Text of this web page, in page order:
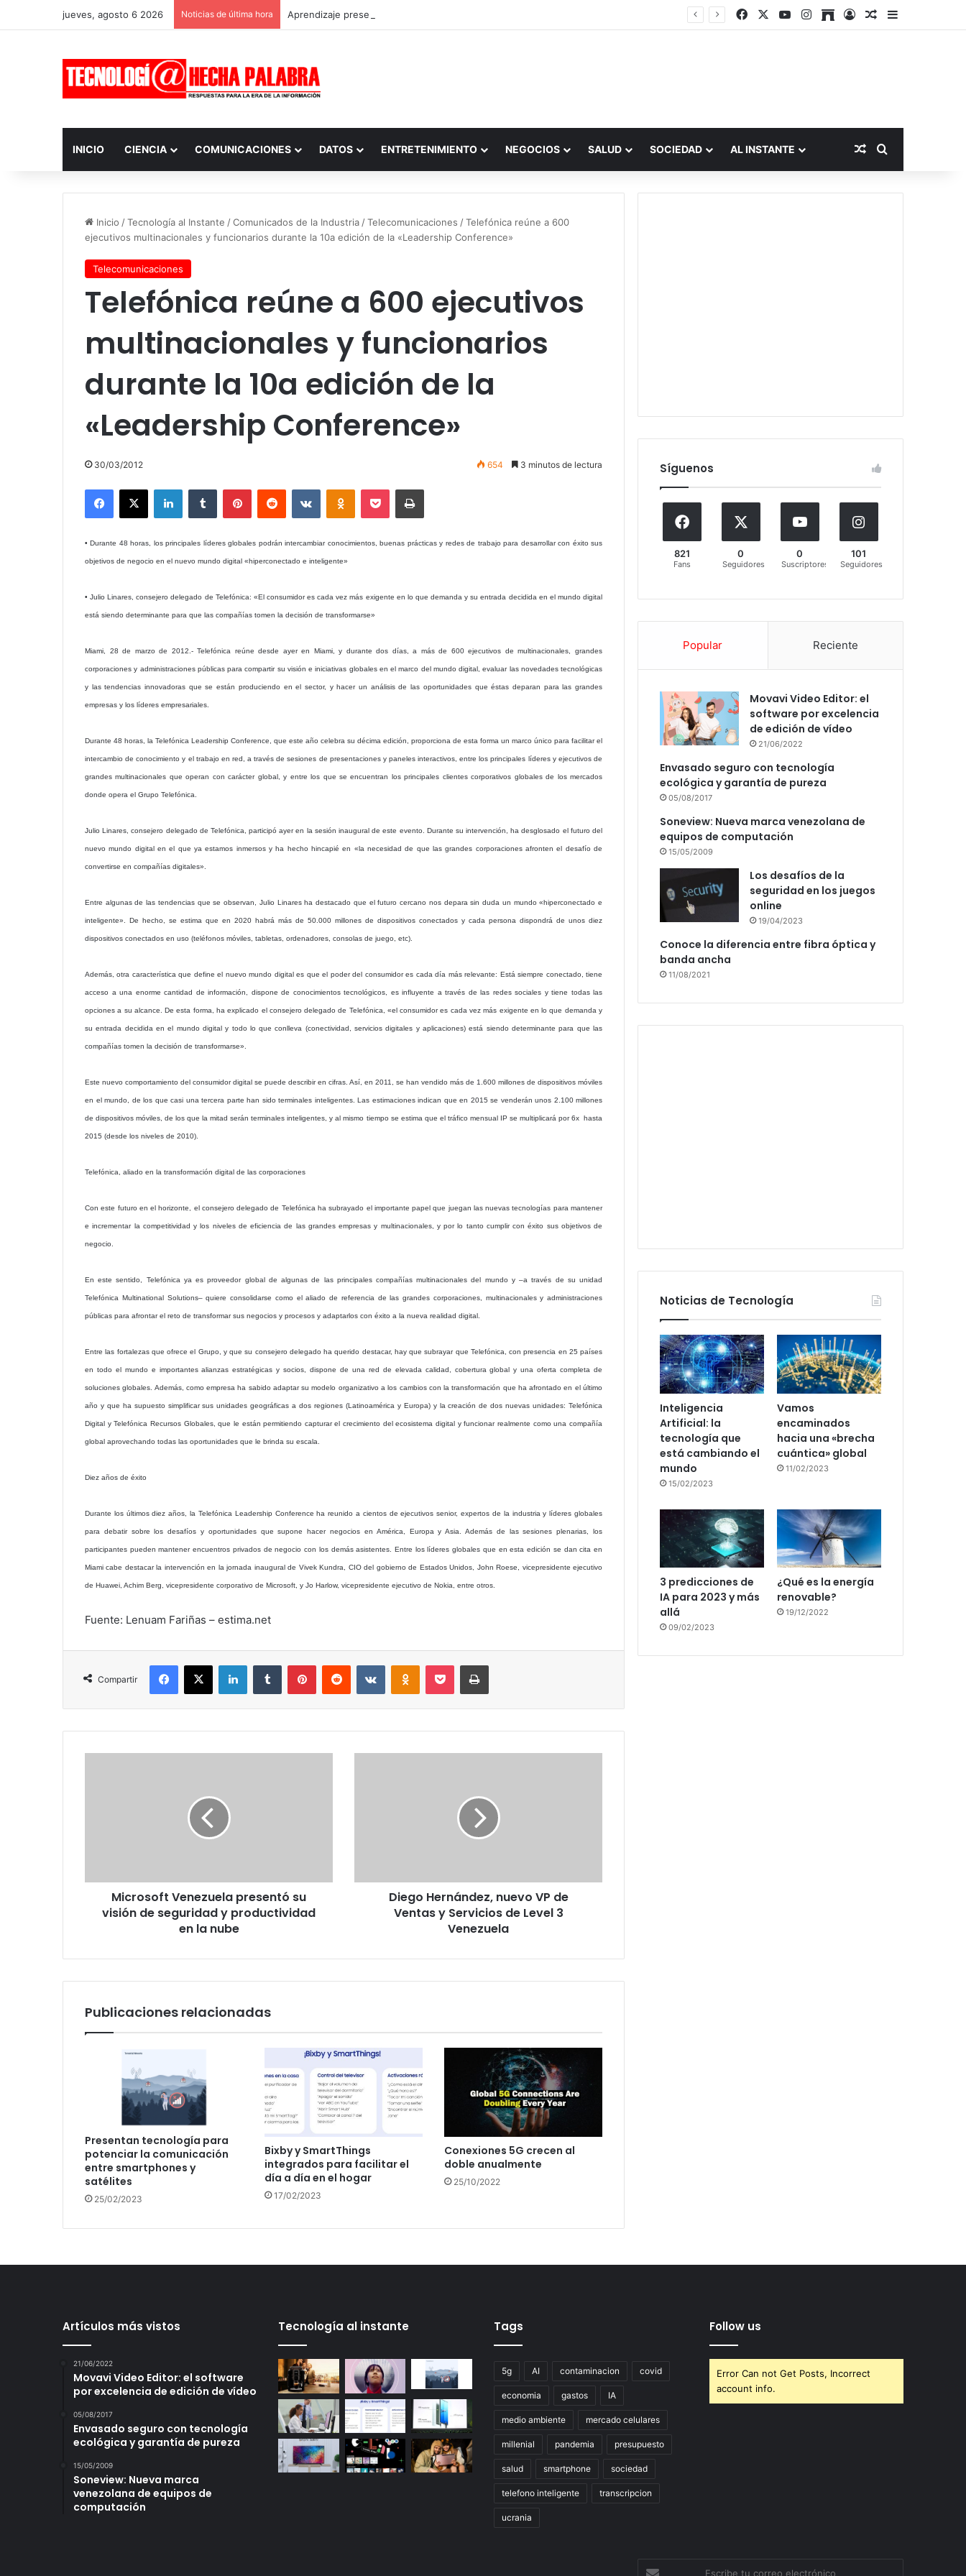
jueves, agosto 6 2026 Noticias de última hora Aprendizaje presencial vs. por internet FacebookYouTubeInstagram
ArchiveAccesoPublicación al
Barra lateral
INICIO CIENCIA COMUNICACIONES DATOS ENTRETENIMIENTO NEGOCIOS SALUD SOCIEDAD AL INSTANTE Publicación al
Buscar por
Inicio /Tecnología al Instante /Comunicados de la Industria /Telecomunicaciones /Telefónica reúne a 600
ejecutivos multinacionales y funcionarios durante la 10a edición de la «Leadership Conference»
Telecomunicaciones
Telefónica reúne a 600 ejecutivos
multinacionales y funcionarios
durante la 10a edición de la
«Leadership Conference»
30/03/2012 654 3 minutos de lectura
Facebook
X LinkedInTumblr PinterestReddit VKontakteOdnoklassniki
Pocket Imprimir
• Durante 48 horas, los principales líderes globales podrán intercambiar conocimientos, buenas prácticas y redes de trabajo para desarrollar con éxito sus
objetivos de negocio en el nuevo mundo digital «hiperconectado e inteligente»
• Julio Linares, consejero delegado de Telefónica: «El consumidor es cada vez más exigente en lo que demanda y su entrada decidida en el mundo digital
está siendo determinante para que las compañías tomen la decisión de transformarse»
Miami, 28 de marzo de 2012.- Telefónica reúne desde ayer en Miami, y durante dos días, a más de 600 ejecutivos de multinacionales, grandes
corporaciones y administraciones públicas para compartir su visión e iniciativas globales en el marco del mundo digital, evaluar las novedades tecnológicas
y las tendencias innovadoras que se están produciendo en el sector, y hacer un análisis de las oportunidades que éstas deparan para las grandes
empresas y los líderes empresariales.
Durante 48 horas, la Telefónica Leadership Conference, que este año celebra su décima edición, proporciona de esta forma un marco único para facilitar el
intercambio de conocimiento y el trabajo en red, a través de sesiones de presentaciones y paneles interactivos, entre los principales líderes y ejecutivos de
grandes multinacionales que operan con carácter global, y entre los que se encuentran los principales clientes corporativos globales de los mercados
donde opera el Grupo Telefónica.
Julio Linares, consejero delegado de Telefónica, participó ayer en la sesión inaugural de este evento. Durante su intervención, ha desglosado el futuro del
nuevo mundo digital en el que ya estamos inmersos y ha hecho hincapié en «la necesidad de que las grandes corporaciones afronten el desafío de
convertirse en compañías digitales».
Entre algunas de las tendencias que se observan, Julio Linares ha destacado que el futuro cercano nos depara sin duda un mundo «hiperconectado e
inteligente». De hecho, se estima que en 2020 habrá más de 50.000 millones de dispositivos conectados y cada persona dispondrá de unos diez
dispositivos conectados en uso (teléfonos móviles, tabletas, ordenadores, consolas de juego, etc).
Además, otra característica que define el nuevo mundo digital es que el poder del consumidor es cada día más relevante: Está siempre conectado, tiene
acceso a una enorme cantidad de información, dispone de conocimientos tecnológicos, es influyente a través de las redes sociales y tiene todas las
opciones a su alcance. De esta forma, ha explicado el consejero delegado de Telefónica, «el consumidor es cada vez más exigente en lo que demanda y
su entrada decidida en el mundo digital y todo lo que conlleva (conectividad, servicios digitales y aplicaciones) está siendo determinante para que las
compañías tomen la decisión de transformarse».
Este nuevo comportamiento del consumidor digital se puede describir en cifras. Así, en 2011, se han vendido más de 1.600 millones de dispositivos móviles
en el mundo, de los que casi una tercera parte han sido terminales inteligentes. Las estimaciones indican que en 2015 se venderán unos 2.100 millones
de dispositivos móviles, de los que la mitad serán terminales inteligentes, y al mismo tiempo se estima que el tráfico mensual IP se multiplicará por 6x hasta
2015 (desde los niveles de 2010).
Telefónica, aliado en la transformación digital de las corporaciones
Con este futuro en el horizonte, el consejero delegado de Telefónica ha subrayado el importante papel que juegan las nuevas tecnologías para mantener
e incrementar la competitividad y los niveles de eficiencia de las grandes empresas y multinacionales, y por lo tanto cumplir con éxito sus objetivos de
negocio.
En este sentido, Telefónica ya es proveedor global de algunas de las principales compañías multinacionales del mundo y –a través de su unidad
Telefónica Multinational Solutions– quiere consolidarse como el aliado de referencia de las grandes corporaciones, multinacionales y administraciones
públicas para afrontar el reto de transformar sus negocios y procesos y adaptarlos con éxito a la nueva realidad digital.
Entre las fortalezas que ofrece el Grupo, y que su consejero delegado ha querido destacar, hay que subrayar que Telefónica, con presencia en 25 países
en todo el mundo e importantes alianzas estratégicas y socios, dispone de una red de elevada calidad, cobertura global y una oferta completa de
soluciones globales. Además, como empresa ha sabido adaptar su modelo organizativo a los cambios con la transformación que ha afrontado en el último
año y que ha supuesto simplificar sus unidades geográficas a dos regiones (Latinoamérica y Europa) y la creación de dos nuevas unidades: Telefónica
Digital y Telefónica Recursos Globales, que le están permitiendo capturar el crecimiento del ecosistema digital y funcionar realmente como una compañía
global aprovechando todas las oportunidades que le brinda su escala.
Diez años de éxito
Durante los últimos diez años, la Telefónica Leadership Conference ha reunido a cientos de ejecutivos senior, expertos de la industria y líderes globales
para debatir sobre los desafíos y oportunidades que supone hacer negocios en América, Europa y Asia. Además de las sesiones plenarias, los
participantes pueden mantener encuentros privados de negocio con los demás asistentes. Entre los líderes globales que en esta edición se dan cita en
Miami cabe destacar la intervención en la jornada inaugural de Vivek Kundra, CIO del gobierno de Estados Unidos, John Roese, vicepresidente ejecutivo
de Huawei, Achim Berg, vicepresidente corporativo de Microsoft, y Jo Harlow, vicepresidente ejecutivo de Nokia, entre otros.
Fuente: Lenuam Fariñas – estima.net
Compartir
Facebook
X LinkedInTumblr PinterestReddit VKontakteOdnoklassniki
Pocket Imprimir
productividad
Microsoft Venezuela presentó su
visión de seguridad y productividad
en la nube
de
Diego Hernández, nuevo VP de
Ventas y Servicios de Level 3
Venezuela
Publicaciones relacionadas
Presentan tecnología para
potenciar la comunicación
entre smartphones y
satélites
25/02/2023
Bixby y SmartThings
integrados para facilitar el
día a día en el hogar
17/02/2023
Conexiones 5G crecen al
doble anualmente
25/10/2022
Síguenos
821
Fans
0
Seguidores
0
Suscriptores
101
Seguidores
Popular Reciente
Movavi Video Editor: el
software por excelencia
de edición de vídeo
21/06/2022
Envasado seguro con tecnología
ecológica y garantía de pureza
05/08/2017
Soneview: Nueva marca venezolana de
equipos de computación
15/05/2009
Los desafíos de la
seguridad en los juegos
online
19/04/2023
Conoce la diferencia entre fibra óptica y
banda ancha
11/08/2021
Noticias de Tecnología
Inteligencia
Artificial: la
tecnología que
está cambiando el
mundo
15/02/2023
Vamos
encaminados
hacia una «brecha
cuántica» global
11/02/2023
3 predicciones de
IA para 2023 y más
allá
09/02/2023
¿Qué es la energía
renovable?
19/12/2022
Artículos más vistos
21/06/2022
Movavi Video Editor: el software
por excelencia de edición de vídeo
05/08/2017
Envasado seguro con tecnología
ecológica y garantía de pureza
15/05/2009
Soneview: Nueva marca
venezolana de equipos de
computación
Tecnología al instante Tags
5g AI contaminacion covid
economia gastos IA
medio ambiente mercado celulares
millenial pandemia presupuesto
salud smartphone sociedad
telefono inteligente transcripcion
ucrania
Follow us
Error Can not Get Posts, Incorrect
account info.